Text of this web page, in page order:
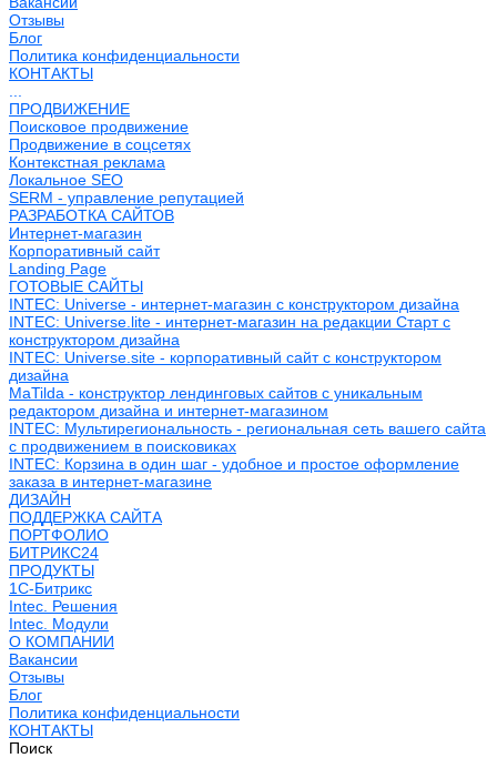
Отзывы
Блог
Политика конфиденциальности
КОНТАКТЫ
ПРОДВИЖЕНИЕ
Поисковое продвижение
Продвижение в соцсетях
Контекстная реклама
Локальное SEO
SERM - управление репутацией
РАЗРАБОТКА САЙТОВ
Интернет-магазин
Корпоративный сайт
Landing Page
ГОТОВЫЕ САЙТЫ
INTEC: Universe - интернет-магазин с конструктором дизайна
INTEC: Universe.lite - интернет-магазин на редакции Старт с
конструктором дизайна
INTEC: Universe.site - корпоративный сайт с конструктором
дизайна
MaTilda - конструктор лендинговых сайтов с уникальным
редактором дизайна и интернет-магазином
INTEC: Мультирегиональность - региональная сеть вашего сайта
с продвижением в поисковиках
INTEC: Корзина в один шаг - удобное и простое оформление
заказа в интернет-магазине
ДИЗАЙН
ПОДДЕРЖКА САЙТА
ПОРТФОЛИО
БИТРИКС24
ПРОДУКТЫ
1С-Битрикс
Intec. Решения
Intec. Модули
О КОМПАНИИ
Вакансии
Отзывы
Блог
Политика конфиденциальности
КОНТАКТЫ
Поиск